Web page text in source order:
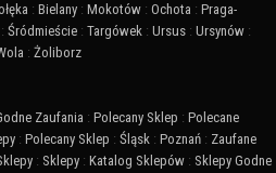
: Bielany : Mokotów : Ochota : Praga-
: Śródmieście : Targówek : Ursus : Ursynów :
: Żoliborz
Zaufania : Polecany Sklep : Polecane
: Polecany Sklep : Śląsk : Poznań : Zaufane
: Sklepy : Katalog Sklepów : Sklepy Godne